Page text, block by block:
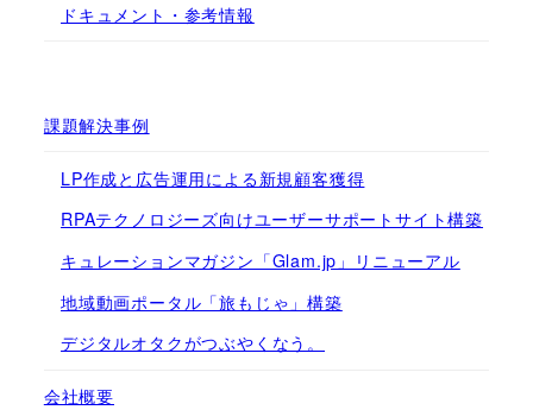
ドキュメント・参考情報
課題解決事例
LP作成と広告運用による新規顧客獲得
RPAテクノロジーズ向けユーザーサポートサイト構築
キュレーションマガジン「Glam.jp」リニューアル
地域動画ポータル「旅もじゃ」構築
デジタルオタクがつぶやくなう。
会社概要